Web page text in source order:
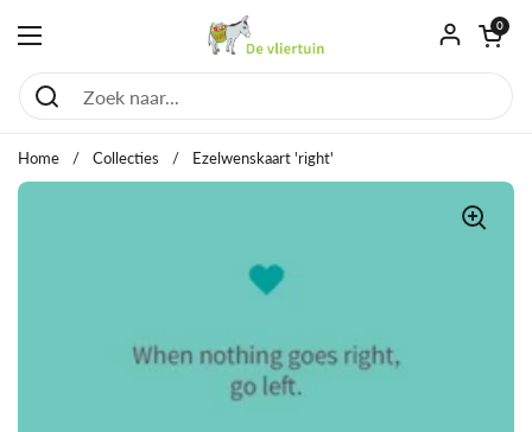
Menu openen
0
Home / Collecties / Ezelwenskaart 'right'